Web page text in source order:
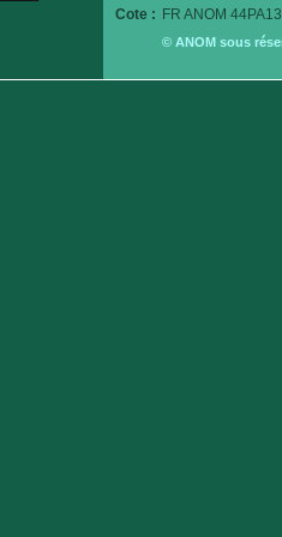
Cote : FR ANOM
© ANOM sous